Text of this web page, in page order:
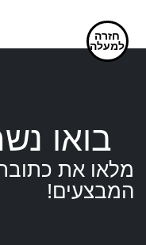
חזרה
למעלה
בואו
מלאו את
המבצעים!